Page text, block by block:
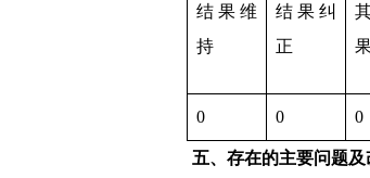
结果维
持
结果纠
正
0 0 0
五、存在的主要问题